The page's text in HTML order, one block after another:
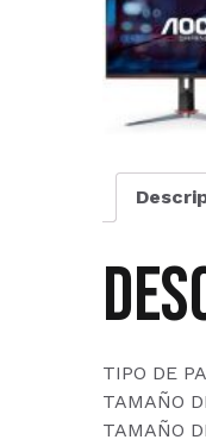
TIPO DE
TAMAÑO
TAMAÑO